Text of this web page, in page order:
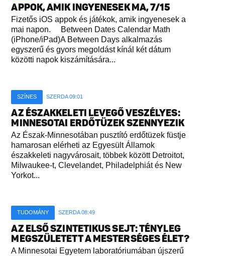
APPOK, AMIK INGYENESEK MA, 7/15
Fizetős iOS appok és játékok, amik ingyenesek a
mai napon. Between Dates Calendar Math
(iPhone/iPad)A Between Days alkalmazás
egyszerű és gyors megoldást kínál két dátum
közötti napok kiszámítására...
SZÍNES SZERDA 09:01
AZ ÉSZAKKELETI LEVEGŐ VESZÉLYES:
MINNESOTAI ERDŐTÜZEK SZENNYEZIK
Az Észak-Minnesotában pusztító erdőtüzek füstje
hamarosan elérheti az Egyesült Államok
északkeleti nagyvárosait, többek között Detroitot,
Milwaukee-t, Clevelandet, Philadelphiát és New
Yorkot...
TUDOMÁNY SZERDA 08:49
AZ ELSŐ SZINTETIKUS SEJT: TÉNYLEG
MEGSZÜLETETT A MESTERSÉGES ÉLET?
A Minnesotai Egyetem laboratóriumában újszerű